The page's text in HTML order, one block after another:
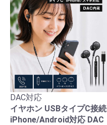
DAC対応
イヤホン USBタイプC接続
iPhone/Android対応 DAC